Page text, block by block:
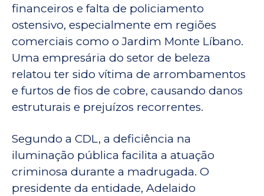
financeiros e falta de policiamento
ostensivo, especialmente em regiões
comerciais como o Jardim Monte Líbano.
Uma empresária do setor de beleza
relatou ter sido vítima de arrombamentos
e furtos de fios de cobre, causando danos
estruturais e prejuízos recorrentes.
Segundo a CDL, a deficiência na
iluminação pública facilita a atuação
criminosa durante a madrugada. O
presidente da entidade, Adelaido